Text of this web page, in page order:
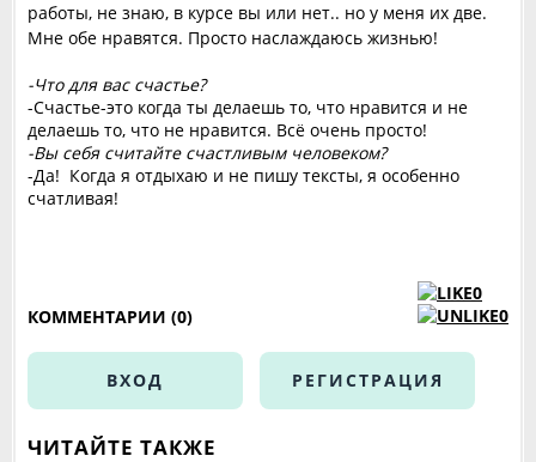
работы, не знаю, в курсе вы или нет.. но у меня их две.
Мне обе нравятся. Просто наслаждаюсь жизнью!
-Что для вас счастье?
-Счастье-это когда ты делаешь то, что нравится и не
делаешь то, что не нравится. Всё очень просто!
-Вы себя считайте счастливым человеком?
-Да! Когда я отдыхаю и не пишу тексты, я особенно
счатливая!
0
0
КОММЕНТАРИИ (0)
ВХОД РЕГИСТРАЦИЯ
ЧИТАЙТЕ ТАКЖЕ